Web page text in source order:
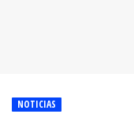
NOTICIAS